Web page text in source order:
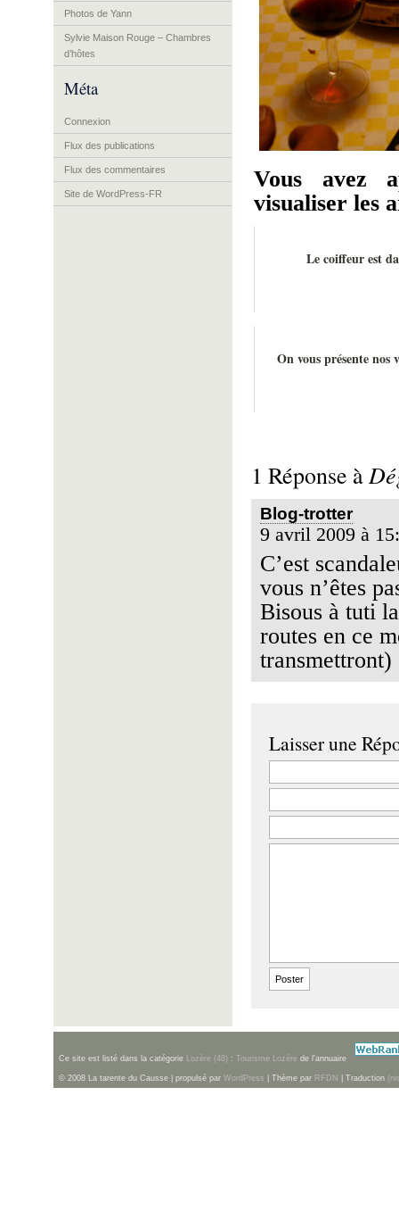
Photos de Yann
Sylvie Maison Rouge – Chambres
d’hôtes
Méta
Connexion
Flux des publications
Flux des commentaires
Site de WordPress-FR
Vous avez
visualiser les
Le coiffeur est
On vous présente nos
1 Réponse à
Blog-trotter
9 avril 2009 à
C’est
vous n’êtes
Bisous à tuti
routes en ce
transmettront)
Laisser une
Ce site est listé dans la catégorie Lozère (48) : Tourisme Lozère de l'annuaire
© 2008 La tarente du Causse | propulsé par WordPress | Thème par RFDN | Traduction